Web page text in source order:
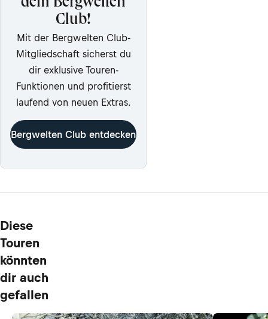
dem Bergwelten
Club!
Mit der Bergwelten Club-
Mitgliedschaft sicherst du
dir exklusive Touren-
Funktionen und profitierst
laufend von neuen Extras.
Bergwelten Club entdecken
Diese
Touren
könnten
dir auch
gefallen